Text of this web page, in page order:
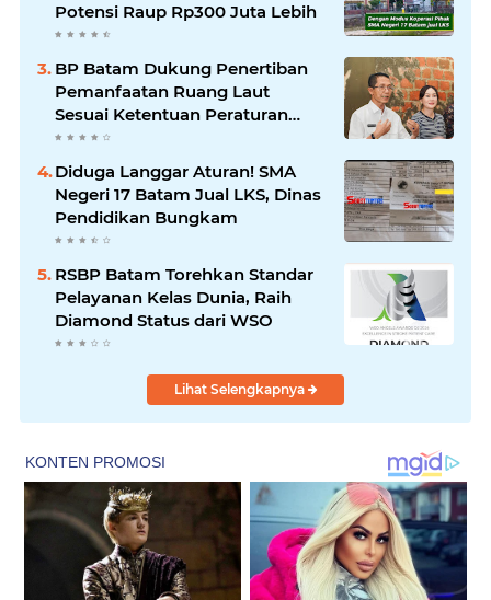
Potensi Raup Rp300 Juta Lebih
BP Batam Dukung Penertiban
Pemanfaatan Ruang Laut
Sesuai Ketentuan Peraturan
Perundang-undangan
Diduga Langgar Aturan! SMA
Negeri 17 Batam Jual LKS, Dinas
Pendidikan Bungkam
RSBP Batam Torehkan Standar
Pelayanan Kelas Dunia, Raih
Diamond Status dari WSO
Lihat Selengkapnya